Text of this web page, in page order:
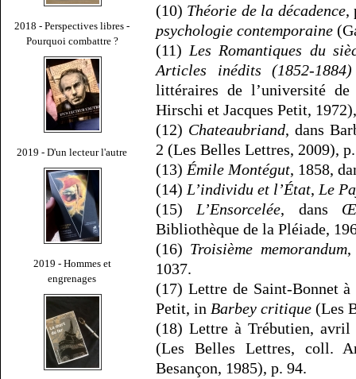
2018 - Perspectives libres -
Pourquoi combattre ?
2019 - D'un lecteur l'autre
2019 - Hommes et
engrenages
(10) Théorie de la décadence,
psychologie contemporaine
(11) Les Romantiques du
Articles inédits (1852-1884)
littéraires de l’université
Hirschi et Jacques Petit,
(12) Chateaubriand, dans
2 (Les Belles Lettres, 2009),
(13) Émile Montégut, 1858,
(14) L’individu et l’État, Le
(15) L’Ensorcelée, dans
Bibliothèque de la Pléiade,
(16) Troisième memorandum,
1037.
(17) Lettre de Saint-Bonnet
Petit, in Barbey critique (Les
(18) Lettre à Trébutien,
(Les Belles Lettres, coll.
Besançon, 1985), p. 94.